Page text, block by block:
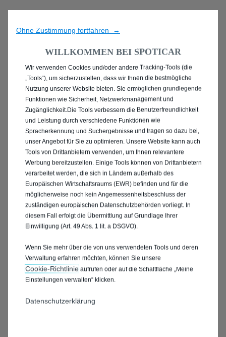
ENTDECKEN SIE ALLE
PEUGEOT 2008 IN
WIESBADEN
Ohne Zustimmung fortfahren →
WILLKOMMEN BEI SPOTICAR
Wir verwenden Cookies und/oder andere Tracking-Tools (die
„Tools“), um sicherzustellen, dass wir Ihnen die bestmögliche
Nutzung unserer Website bieten. Sie ermöglichen grundlegende
Funktionen wie Sicherheit, Netzwerkmanagement und
Zugänglichkeit.Die Tools verbessern die Benutzerfreundlichkeit
und Leistung durch verschiedene Funktionen wie
Spracherkennung und Suchergebnisse und tragen so dazu bei,
unser Angebot für Sie zu optimieren. Unsere Website kann auch
Tools von Drittanbietern verwenden, um Ihnen relevantere
Werbung bereitzustellen. Einige Tools können von Drittanbietern
verarbeitet werden, die sich in Ländern außerhalb des
Europäischen Wirtschaftsraums (EWR) befinden und für die
möglicherweise noch kein Angemessenheitsbeschluss der
zuständigen europäischen Datenschutzbehörden vorliegt. In
diesem Fall erfolgt die Übermittlung auf Grundlage Ihrer
Einwilligung (Art. 49 Abs. 1 lit. a DSGVO).
Wenn Sie mehr über die von uns verwendeten Tools und deren
Verwaltung erfahren möchten, können Sie unsere
Cookie‑Richtlinieaufrufen oder auf die Schaltfläche „Meine
Einstellungen verwalten“ klicken.
Datenschutzerklärung